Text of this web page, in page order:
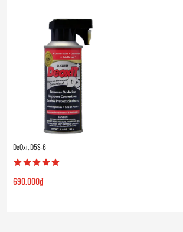
DeOxit D5S-6
690.000₫